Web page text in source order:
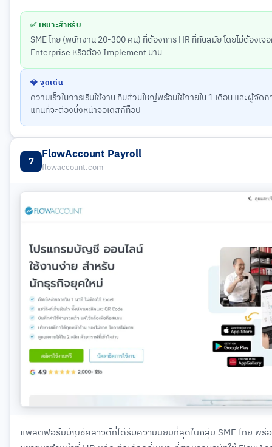
✅ เหมาะสำหรับ
SME ไทย (พนักงาน 20-300 คน) ที่ต้องการ HR ที่ทันสมัย โดยไม่ต้องเ
Enterprise หรือต้อง Implement นาน
💎 จุดเด่น
ความเร็วในการเริ่มใช้งาน ทีมส่วนใหญ่พร้อมใช้ภายใน 1 เดือน และผู้จัด
แทนที่จะต้องนั่งหน้าจอเดสก์ท็อป
7 FlowAccount Payroll
flowaccount.com
แพลตฟอร์มบัญชีคลาวด์ที่ได้รับความนิยมที่สุดในกลุ่ม SME ไทย พร้